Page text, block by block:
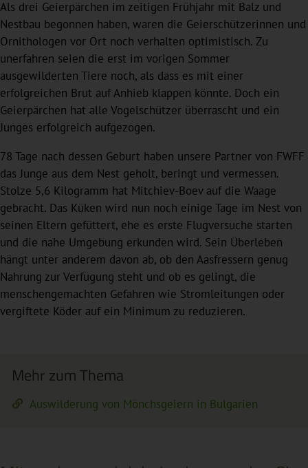
Als drei Geierpärchen im zeitigen Frühjahr mit Balz und
Nestbau begonnen haben, waren die Geierschützerinnen und
Ornithologen vor Ort noch verhalten optimistisch. Zu
unerfahren seien die erst im vorigen Sommer
ausgewilderten Tiere noch, als dass es mit einer
erfolgreichen Brut auf Anhieb klappen könnte. Doch ein
Geierpärchen hat alle Vogelschützer überrascht und ein
Junges erfolgreich aufgezogen.
78 Tage nach dessen Geburt haben unsere Partner von FWFF
das Junge aus dem Nest geholt, beringt und vermessen.
Stolze 5,6 Kilogramm hat Mitchiev-Boev auf die Waage
gebracht. Das Küken wird nun noch einige Tage im Nest von
seinen Eltern gefüttert, ehe es erste Flugversuche starten
und die nahe Umgebung erkunden wird. Sein Überleben
hängt unter anderem davon ab, ob den Aasfressern genug
Nahrung zur Verfügung steht und ob es gelingt, die
menschengemachten Gefahren wie Stromleitungen oder
vergiftete Köder auf ein Minimum zu reduzieren.
Mehr zum Thema
Auswilderung von Mönchsgeiern in Bulgarien